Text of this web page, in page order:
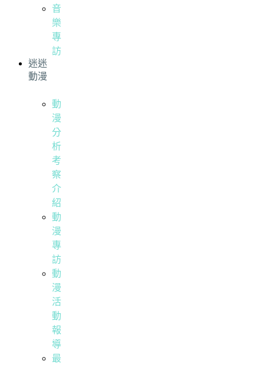
音
樂
專
訪
迷迷
動漫
動
漫
分
析
考
察
介
紹
動
漫
專
訪
動
漫
活
動
報
導
最